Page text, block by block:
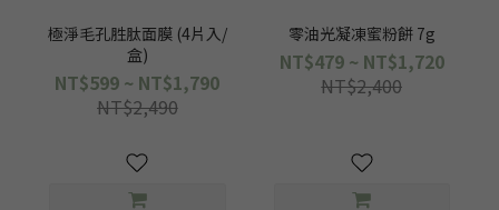
極淨毛孔胜肽面膜 (4片入/
盒)
NT$599 ~ NT$1,790
NT$2,490
零油光凝凍蜜粉餅 7g
NT$479 ~ NT$1,720
NT$2,400